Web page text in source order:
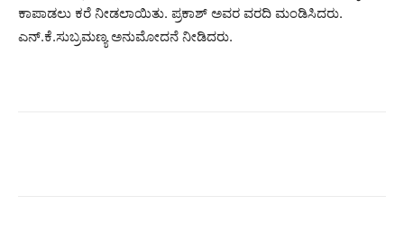
ಕಾಪಾಡಲು ಕರೆ ನೀಡಲಾಯಿತು. ಪ್ರಕಾಶ್ ಅವರ ವರದಿ ಮಂಡಿಸಿದರು.
ಎನ್.ಕೆ.ಸುಬ್ರಮಣ್ಯ ಅನುಮೋದನೆ ನೀಡಿದರು.